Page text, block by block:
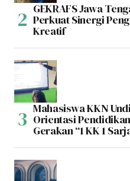
GEKRAFS Jawa
Perkuat Sinergi
Kreatif
Mahasiswa KKN
Orientasi
Gerakan “1 KK 1